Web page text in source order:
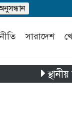
সারাদেশ
স্থানীয়